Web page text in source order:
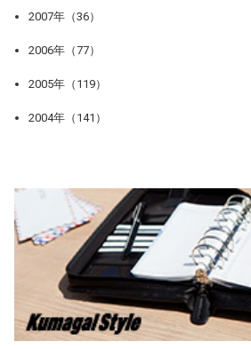
2007年（36）
2006年（77）
2005年（119）
2004年（141）